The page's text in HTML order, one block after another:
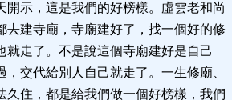
開示，這是我們的好榜樣。虛雲老和尚
去建寺廟，寺廟建好了，找一個好的修
就走了。不是說這個寺廟建好是自己
，交代給別人自己就走了。一生修廟、
久住，都是給我們做一個好榜樣，我們